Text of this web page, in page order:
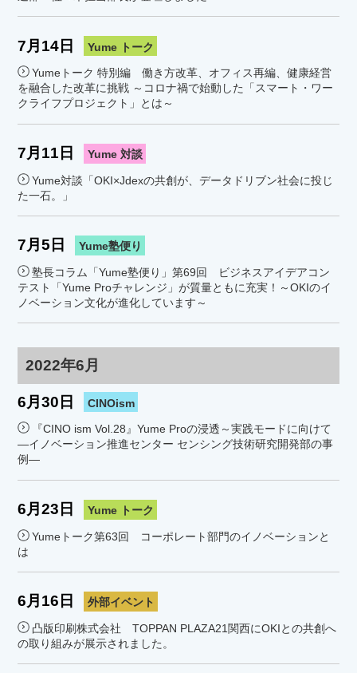
7月14日 Yume トーク
Yumeトーク 特別編 働き方改革、オフィス再編、健康経営
を融合した改革に挑戦 ～コロナ禍で始動した「スマート・ワー
クライフプロジェクト」とは～
7月11日 Yume 対談
Yume対談「OKI×Jdexの共創が、データドリブン社会に投じ
た一石。」
7月5日 Yume塾便り
塾長コラム「Yume塾便り」第69回 ビジネスアイデアコン
テスト「Yume Proチャレンジ」が質量ともに充実！～OKIのイ
ノベーション文化が進化しています～
2022年6月
6月30日 CINOism
『CINO ism Vol.28』Yume Proの浸透～実践モードに向けて
―イノベーション推進センター センシング技術研究開発部の事
例―
6月23日 Yume トーク
Yumeトーク第63回 コーポレート部門のイノベーションと
は
6月16日 外部イベント
凸版印刷株式会社 TOPPAN PLAZA21関西にOKIとの共創へ
の取り組みが展示されました。